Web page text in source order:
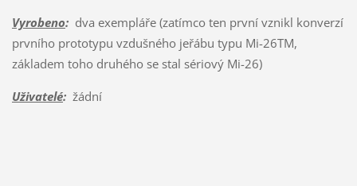
Vyrobeno:dva exempláře (zatímco ten první vznikl konverzí
prvního prototypu vzdušného jeřábu typu Mi-26TM,
základem toho druhého se stal sériový Mi-26)
Uživatelé:žádní